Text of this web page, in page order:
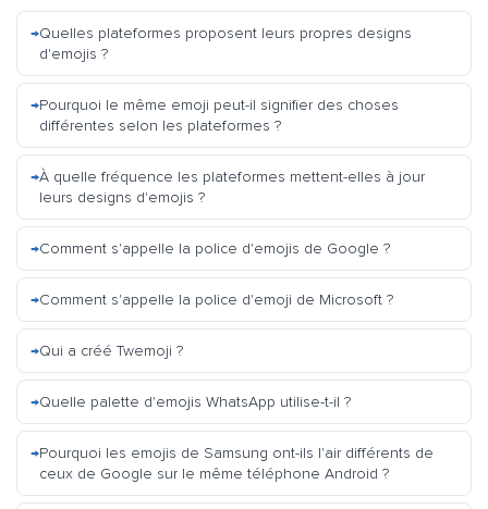
Quelles plateformes proposent leurs propres designs
d'emojis ?
Pourquoi le même emoji peut-il signifier des choses
différentes selon les plateformes ?
À quelle fréquence les plateformes mettent-elles à jour
leurs designs d'emojis ?
Comment s'appelle la police d'emojis de Google ?
Comment s'appelle la police d'emoji de Microsoft ?
Qui a créé Twemoji ?
Quelle palette d'emojis WhatsApp utilise-t-il ?
Pourquoi les emojis de Samsung ont-ils l'air différents de
ceux de Google sur le même téléphone Android ?